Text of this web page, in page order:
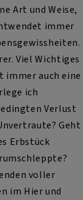
Art und Weise,
immer
Viel Wichtiges
immer auch eine
ich
Verlust
Geht
Erbstück
voller
im Hier und